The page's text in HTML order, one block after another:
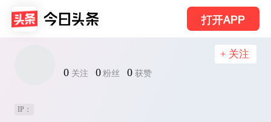
打开APP
0 关注 0 粉丝 0 获赞
+ 关注
IP：